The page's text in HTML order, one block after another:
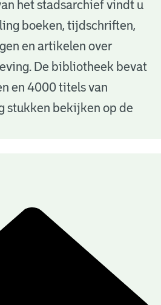
het stadsarchief vindt u
boeken, tijdschriften,
en artikelen over
De bibliotheek bevat
en 4000 titels van
stukken bekijken op de